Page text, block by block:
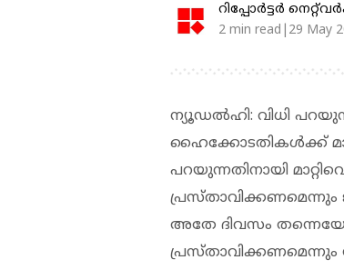
റിപ്പോർട്ടർ
2 min read|29 May
ന്യൂഡല്‍ഹി: വിധി
ഹൈക്കോടതികള്‍ക്ക്
പറയുന്നതിനായി
പ്രസ്താവിക്കണമെന്നും
അതേ ദിവസം
പ്രസ്താവിക്കണമെന്നും